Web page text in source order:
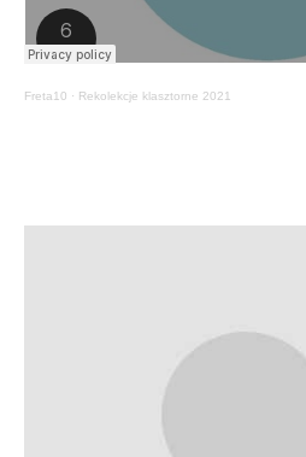
Freta10 · Rekolekcje klasztorne 2021